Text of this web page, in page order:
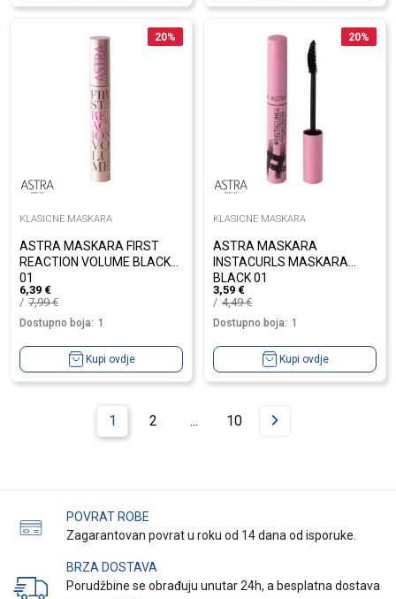
20%
KLASICNE MASKARA
ASTRA MASKARA FIRST
REACTION VOLUME BLACK
01
6,39 €
7,99€
Dostupno boja: 1
Kupi ovdje
20%
KLASICNE MASKARA
ASTRA MASKARA
INSTACURLS MASKARA
BLACK 01
3,59 €
4,49€
Dostupno boja: 1
Kupi ovdje
1 2 ... 10
POVRAT ROBE
Zagarantovan povrat u roku od 14 dana od isporuke.
BRZA DOSTAVA
Porudžbine se obrađuju unutar 24h, a besplatna dostava